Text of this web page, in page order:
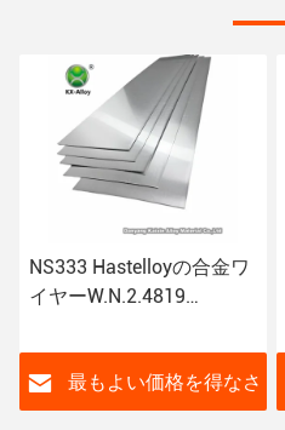
NS333 Hastelloyの合金ワ
イヤーW.N.2.4819
の管のHastelloyの版
最もよい価格を得なさ